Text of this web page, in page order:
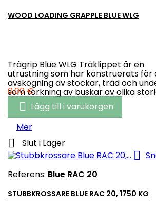
WOOD LOADING GRAPPLE BLUE WLG
Trägrip Blue WLG Träklippet är en
utrustning som har konstruerats för
avskogning av stockar, träd och
som torkning av buskar av olika
Pris
0,00 €
 Lägg till i varukorgen
Mer
 Slut i Lager

Referens: Blue RAC 20
STUBBKROSSARE BLUE RAC 20, 1750 KG